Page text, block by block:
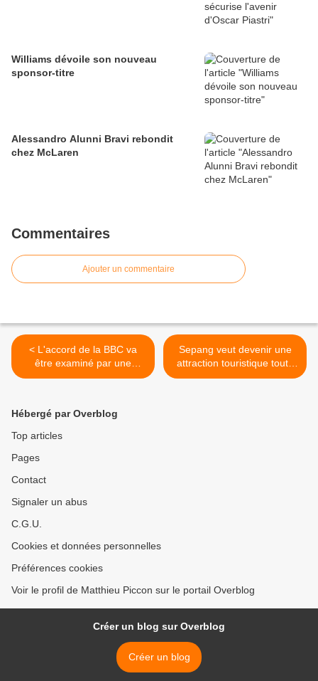
Williams dévoile son nouveau
sponsor-titre
Alessandro Alunni Bravi rebondit
chez McLaren
Commentaires
Ajouter un commentaire
< L'accord de la BBC va
être examiné par une
commission parlementaire
Sepang veut devenir une
attraction touristique toute
l'année >
Hébergé par Overblog
Top articles
Pages
Contact
Signaler un abus
C.G.U.
Cookies et données personnelles
Préférences cookies
Voir le profil de Matthieu Piccon sur le portail Overblog
Créer un blog sur Overblog
Créer un blog